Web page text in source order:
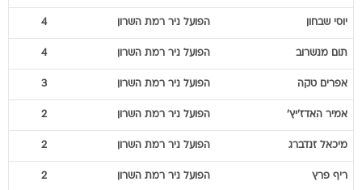
יוסי שבחון הפועל ניר רמת השרון 4
תום מנשרוב הפועל ניר רמת השרון 4
אפרים טקה הפועל ניר רמת השרון 3
אמיר האדז'יץ' הפועל ניר רמת השרון 2
מיכאל זנדברג הפועל ניר רמת השרון 2
ריף פרץ הפועל ניר רמת השרון 2